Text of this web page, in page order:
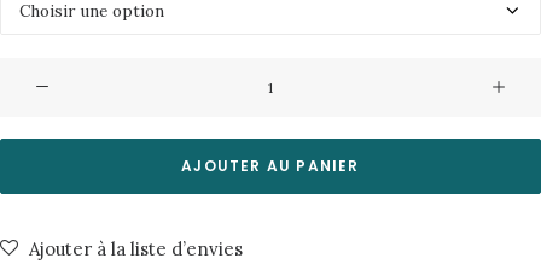
Jeans
Britt-
Day
AJOUTER AU PANIER
Ajouter à la liste d’envies